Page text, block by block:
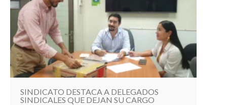
SINDICATO DESTACA A DELEGADOS
SINDICALES QUE DEJAN SU CARGO